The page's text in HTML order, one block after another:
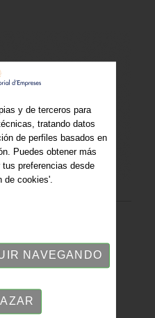
y de terceros para
tratando datos
de perfiles basados en
Puedes obtener más
preferencias desde
de cookies'.
NAVEGANDO